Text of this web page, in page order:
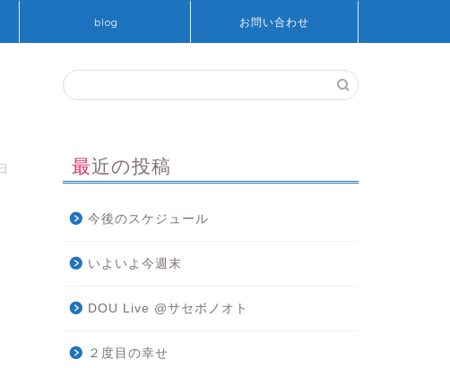
blog お問い合わせ
最近の投稿
今後のスケジュール
いよいよ今週末
DOU Live @サセボノオト
２度目の幸せ